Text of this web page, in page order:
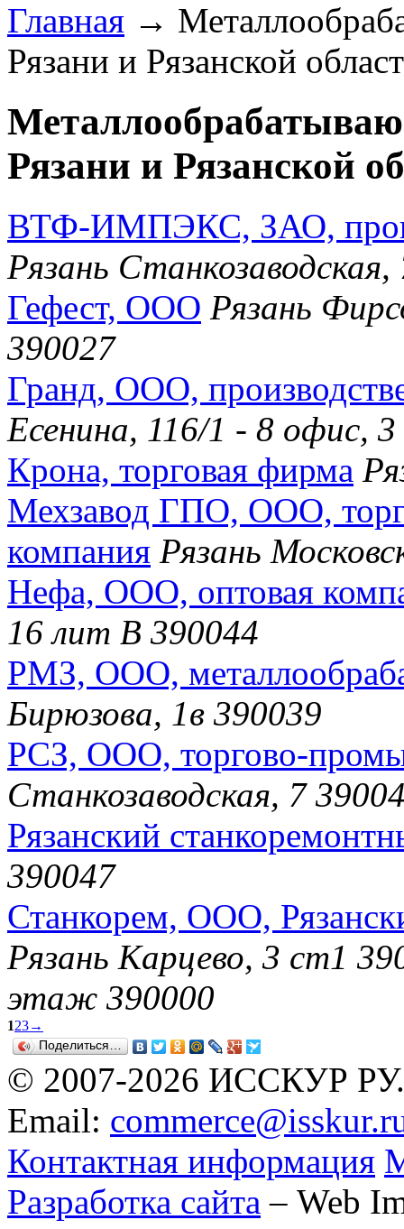
Главная →
Рязани и Рязанской
Рязани и Рязанской
ВТФ-ИМПЭКС, ЗАО,
Рязань
Гефест, ООО Рязань
390027
Гранд, ООО,
Есенина, 116/1 - 8 офис,
Крона, торговая фирма
Мехзавод ГПО, ООО,
компания Рязань
Нефа, ООО, оптовая
16 лит В 390044
РМЗ, ООО,
Бирюзова, 1в 390039
РСЗ, ООО, торгово-
Станкозаводская, 7
Рязанский
390047
Станкорем, ООО,
Рязань Карцево, 3 ст1
этаж 390000
123→
Поделиться…
© 2007-2026 ИССКУР РУ.
Email:
Контактная информация
Разработка сайта – Web